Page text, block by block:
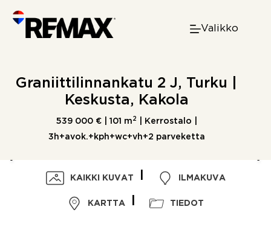
content
Valikko
Graniittilinnankatu 2 J, Turku |
Keskusta, Kakola
539 000 € | 101 m 2 | Kerrostalo |
3h+avok.+kph+wc+vh+2 parveketta
KAIKKI KUVAT ILMAKUVA
KARTTA TIEDOT